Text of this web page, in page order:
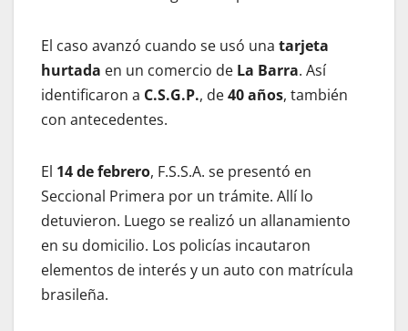
El caso avanzó cuando se usó una tarjeta
hurtada en un comercio de La Barra. Así
identificaron a C.S.G.P., de40 años, también
con antecedentes.
El 14 de febrero, F.S.S.A. se presentó en
Seccional Primera por un trámite. Allí lo
detuvieron. Luego se realizó un allanamiento
en su domicilio. Los policías incautaron
elementos de interés y un auto con matrícula
brasileña.